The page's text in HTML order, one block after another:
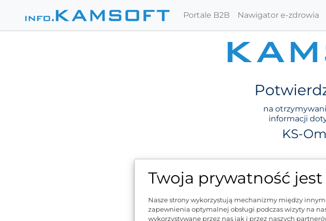
Portale B2B Nawigator e-zdrowia
na
informacji
KS-
przetwarzanie podanych przeze mnie
Twoja prywatność
Nasze strony wykorzystują mechanizmy między
zapewnienia optymalnej obsługi podczas wizyty na
wykorzystywane przez nas jak i przez naszych